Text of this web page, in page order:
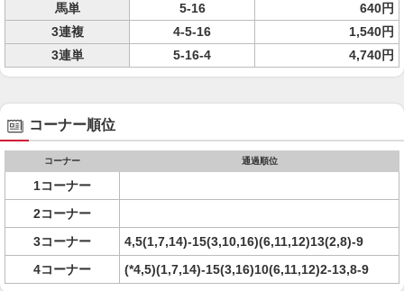
馬単
5-16
640円
3連複
4-5-16
1,540円
3連単
5-16-4 4,740円
コーナー順位
コーナー 通過順位
1コーナー
2コーナー
3コーナー
4,5(1,7,14)-15(3,10,16)(6,11,12)13(2,8)-9
4コーナー
(*4,5)(1,7,14)-15(3,16)10(6,11,12)2-13,8-9